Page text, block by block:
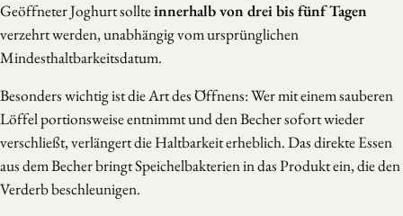
Geöffneter Joghurt sollteinnerhalb von drei bis fünf Tagen
verzehrt werden, unabhängig vom ursprünglichen
Mindesthaltbarkeitsdatum.
Besonders wichtig ist die Art des Öffnens: Wer mit einem sauberen
Löffel portionsweise entnimmt und den Becher sofort wieder
verschließt, verlängert die Haltbarkeit erheblich. Das direkte Essen
aus dem Becher bringt Speichelbakterien in das Produkt ein, die den
Verderb beschleunigen.